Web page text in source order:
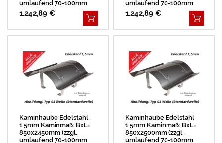
umlaufend 70-100mm
Überstand)
1.242,89 €
umlaufend 70-100mm
Überstand)
1.242,89 €
Kaminhaube Edelstahl
1,5mm Kaminmaß: BxL=
850x2450mm (zzgl.
umlaufend 70-100mm
Kaminhaube Edelstahl
1,5mm Kaminmaß: BxL=
850x2500mm (zzgl.
umlaufend 70-100mm